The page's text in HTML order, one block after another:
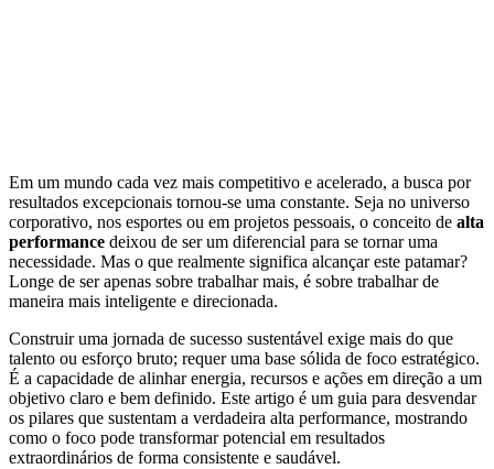
Em um mundo cada vez mais competitivo e acelerado, a busca por
resultados excepcionais tornou-se uma constante. Seja no universo
corporativo, nos esportes ou em projetos pessoais, o conceito de alta
performance deixou de ser um diferencial para se tornar uma
necessidade. Mas o que realmente significa alcançar este patamar?
Longe de ser apenas sobre trabalhar mais, é sobre trabalhar de
maneira mais inteligente e direcionada.
Construir uma jornada de sucesso sustentável exige mais do que
talento ou esforço bruto; requer uma base sólida de foco estratégico.
É a capacidade de alinhar energia, recursos e ações em direção a um
objetivo claro e bem definido. Este artigo é um guia para desvendar
os pilares que sustentam a verdadeira alta performance, mostrando
como o foco pode transformar potencial em resultados
extraordinários de forma consistente e saudável.